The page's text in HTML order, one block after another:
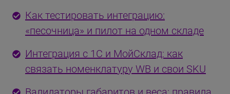
Как тестировать интеграцию:
«песочница» и пилот на одном складе
Интеграция с 1С и МойСклад: как
связать номенклатуру WB и свои SKU